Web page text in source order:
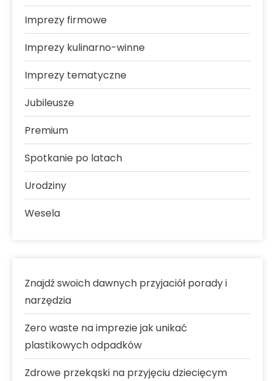
Imprezy firmowe
Imprezy kulinarno-winne
Imprezy tematyczne
Jubileusze
Premium
Spotkanie po latach
Urodziny
Wesela
Znajdź swoich dawnych przyjaciół porady i
narzędzia
Zero waste na imprezie jak unikać
plastikowych odpadków
Zdrowe przekąski na przyjęciu dziecięcym